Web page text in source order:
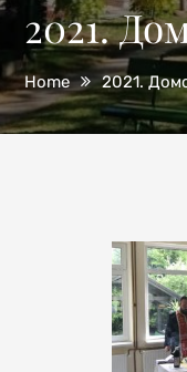
2021.
Home 2021.